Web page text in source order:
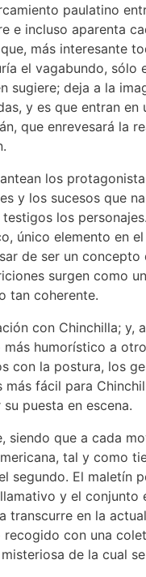
paulatino
incluso aparenta
más interesante
el vagabundo, sólo
sugiere; deja a la
y es que entran
que enrevesará la
los
y los sucesos que
los
único elemento en
de ser un
surgen como
tan coherente.
con Chinchilla; y,
humorístico a
la postura, los
fácil para
puesta en escena.
que a cada
tal y como
El maletín
y el
en la
con una
de la cual